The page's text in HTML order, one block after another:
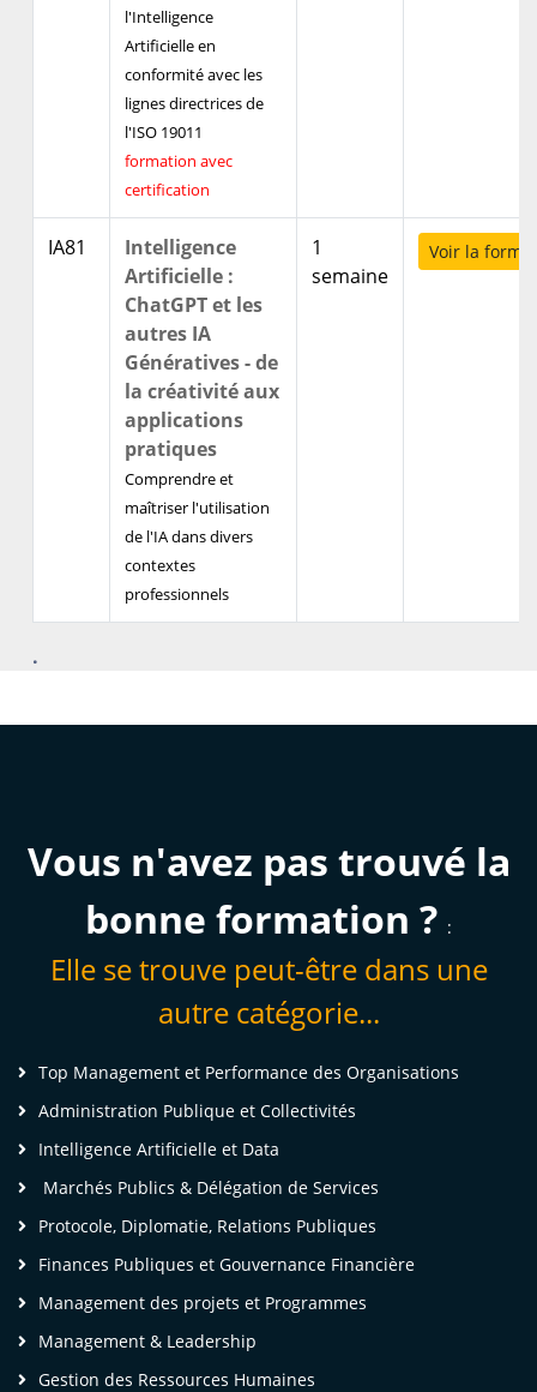
l'Intelligence
Artificielle en
conformité avec les
lignes directrices de
l'ISO 19011
formation avec
certification
IA81
Intelligence
Artificielle :
ChatGPT et les
autres IA
Génératives - de
la créativité aux
applications
pratiques
Comprendre et
maîtriser l'utilisation
de l'IA dans divers
contextes
professionnels
1
semaine
Voir la
.
Vous n'avez pas trouvé la
bonne formation ? :
Elle se trouve peut-être dans une
autre catégorie...
Top Management et Performance des Organisations
Administration Publique et Collectivités
Intelligence Artificielle et Data
Marchés Publics & Délégation de Services
Protocole, Diplomatie, Relations Publiques
Finances Publiques et Gouvernance Financière
Management des projets et Programmes
Management & Leadership
Gestion des Ressources Humaines
Désormais, je serai plus efficace dans la
l'organisation et la tenue des
avec la communication qui va avec.